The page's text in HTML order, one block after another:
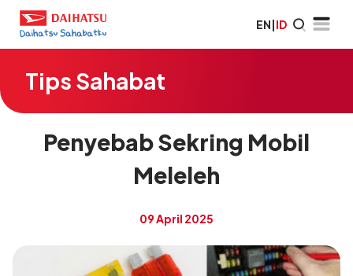
EN|ID
Tips Sahabat
Penyebab Sekring Mobil
Meleleh
09 April 2025